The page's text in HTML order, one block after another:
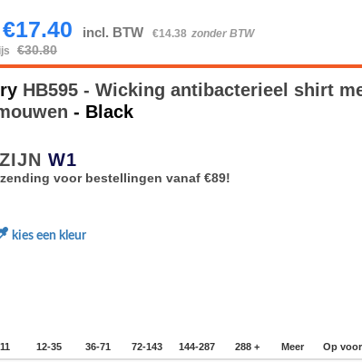
€17.40 incl. BTW €14.38 zonder BTW
€30.80
HB595 - Wicking antibacterieel shirt
- Black
W1
voor bestellingen vanaf €89!
kies een kleur
12-35 36-71 72-143 144-287 288 + Meer Op